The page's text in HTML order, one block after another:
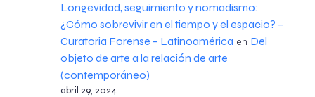
Longevidad, seguimiento y nomadismo:
¿Cómo sobrevivir en el tiempo y el espacio? –
Curatoria Forense – Latinoamérica en Del
objeto de arte a la relación de arte
(contemporáneo)
abril 29, 2024